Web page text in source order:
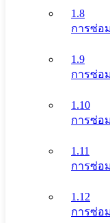
1.8
การซ่อ
1.9
การซ่อ
1.10
การซ่อ
1.11
การซ่อ
1.12
การซ่อ